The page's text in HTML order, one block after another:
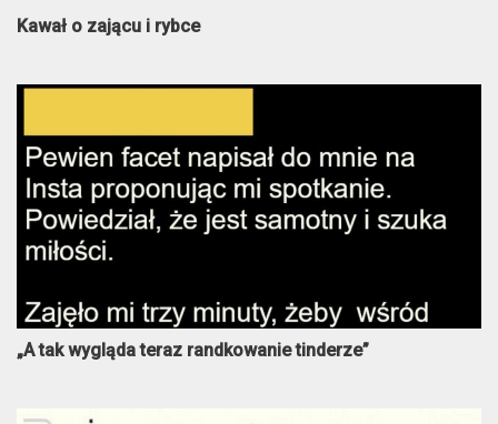
Kawał o zającu i rybce
„A tak wygląda teraz randkowanie tinderze”